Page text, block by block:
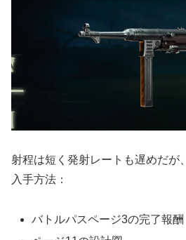
射程は短く発射レートも遅めだが、
入手方法：
バトルパスページ3の完了報酬